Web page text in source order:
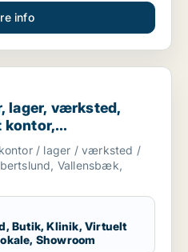
info
værksted, butik, klinik, virtuelt
lager, værksted,
kontor,
eller showroom til
eller
/ lager / værksted /
Vallensbæk,
Butik, Klinik, Virtuelt
Showroom